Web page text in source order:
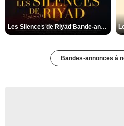
Les Silences de Riyad Bande-annonce VO STFR
Bandes-annonces à